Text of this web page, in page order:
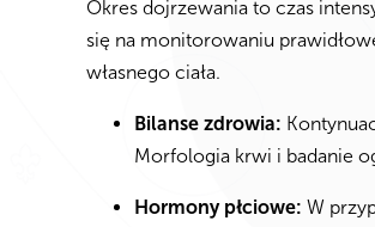
Okres dojrzewania to czas
się na monitorowaniu
własnego ciała.
Bilanse zdrowia:
Morfologia krwi i badanie
Hormony płciowe: W